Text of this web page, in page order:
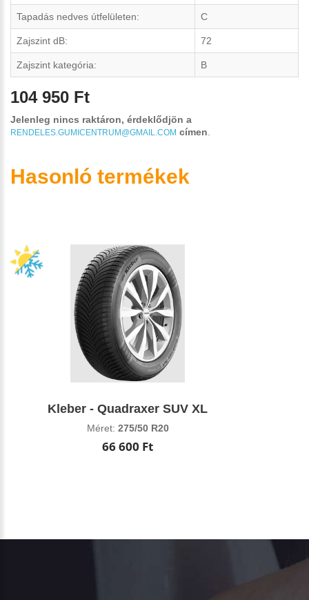
Tapadás nedves útfelületen: C
Zajszint dB: 72
Zajszint kategória: B
104 950 Ft
Jelenleg nincs raktáron, érdeklődjön a
RENDELES.GUMICENTRUM@GMAIL.COM címen
Hasonló termékek
Kleber - Quadraxer SUV XL
Méret: 275/50 R20
66 600 Ft